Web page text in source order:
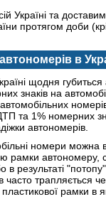
Україні та
протягом доби
в
щодня
знаків на
та 1% номерних
автономерів.
номери можна
рамки автономеру,
в результаті
часто трапляється
рамки в